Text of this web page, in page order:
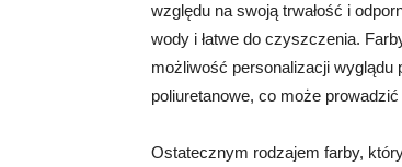
względu na swoją trwałość i
wody i łatwe do czyszczenia.
możliwość personalizacji wyglądu
poliuretanowe, co może
Ostatecznym rodzajem farby,